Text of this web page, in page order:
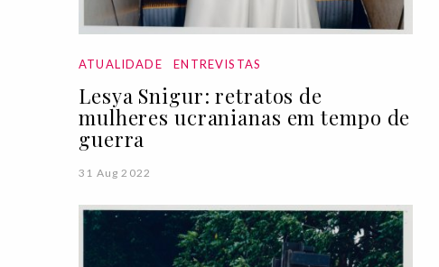
ATUALIDADE ENTREVISTAS
Lesya Snigur: retratos de
mulheres ucranianas em tempo de
guerra
31 Aug 2022